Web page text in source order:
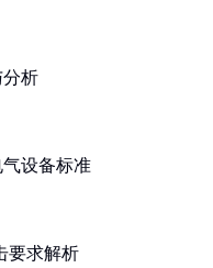
析
设备标准
要求解析